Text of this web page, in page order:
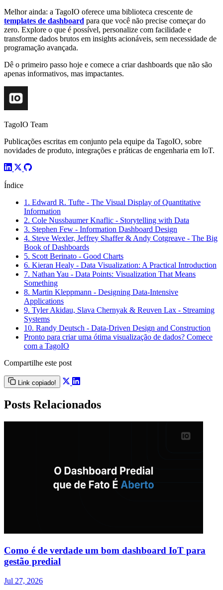
Melhor ainda: a TagoIO oferece uma biblioteca crescente de
templates de dashboard para que você não precise começar do
zero. Explore o que é possível, personalize com facilidade e
transforme dados brutos em insights acionáveis, sem necessidade de
programação avançada.
Dê o primeiro passo hoje e comece a criar dashboards que não são
apenas informativos, mas impactantes.
TagoIO Team
Publicações escritas em conjunto pela equipe da TagoIO, sobre
novidades de produto, integrações e práticas de engenharia em IoT.
Índice
1. Edward R. Tufte - The Visual Display of Quantitative
Information
2. Cole Nussbaumer Knaflic - Storytelling with Data
3. Stephen Few - Information Dashboard Design
4. Steve Wexler, Jeffrey Shaffer & Andy Cotgreave - The Big
Book of Dashboards
5. Scott Berinato - Good Charts
6. Kieran Healy - Data Visualization: A Practical Introduction
7. Nathan Yau - Data Points: Visualization That Means
Something
8. Martin Kleppmann - Designing Data-Intensive
Applications
9. Tyler Akidau, Slava Chernyak & Reuven Lax - Streaming
Systems
10. Randy Deutsch - Data-Driven Design and Construction
Pronto para criar uma ótima visualização de dados? Comece
com a TagoIO
Compartilhe este post
Link copiado!
Posts Relacionados
Como é de verdade um bom dashboard IoT para
gestão predial
Jul 27, 2026